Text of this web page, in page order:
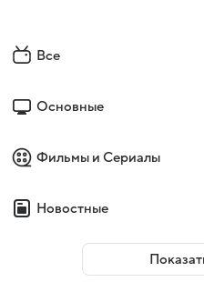
Все
Основные
Фильмы и Сериалы
Новостные